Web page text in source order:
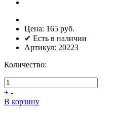
Цена: 165 руб.
✔ Есть в наличии
Артикул: 20223
Количество:
+ -
В корзину